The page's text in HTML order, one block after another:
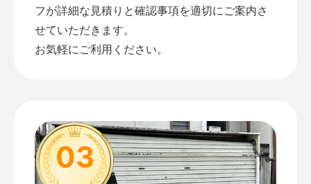
フが詳細な見積りと確認事項を適切にご案内さ
せていただきます。
お気軽にご利用ください。
03